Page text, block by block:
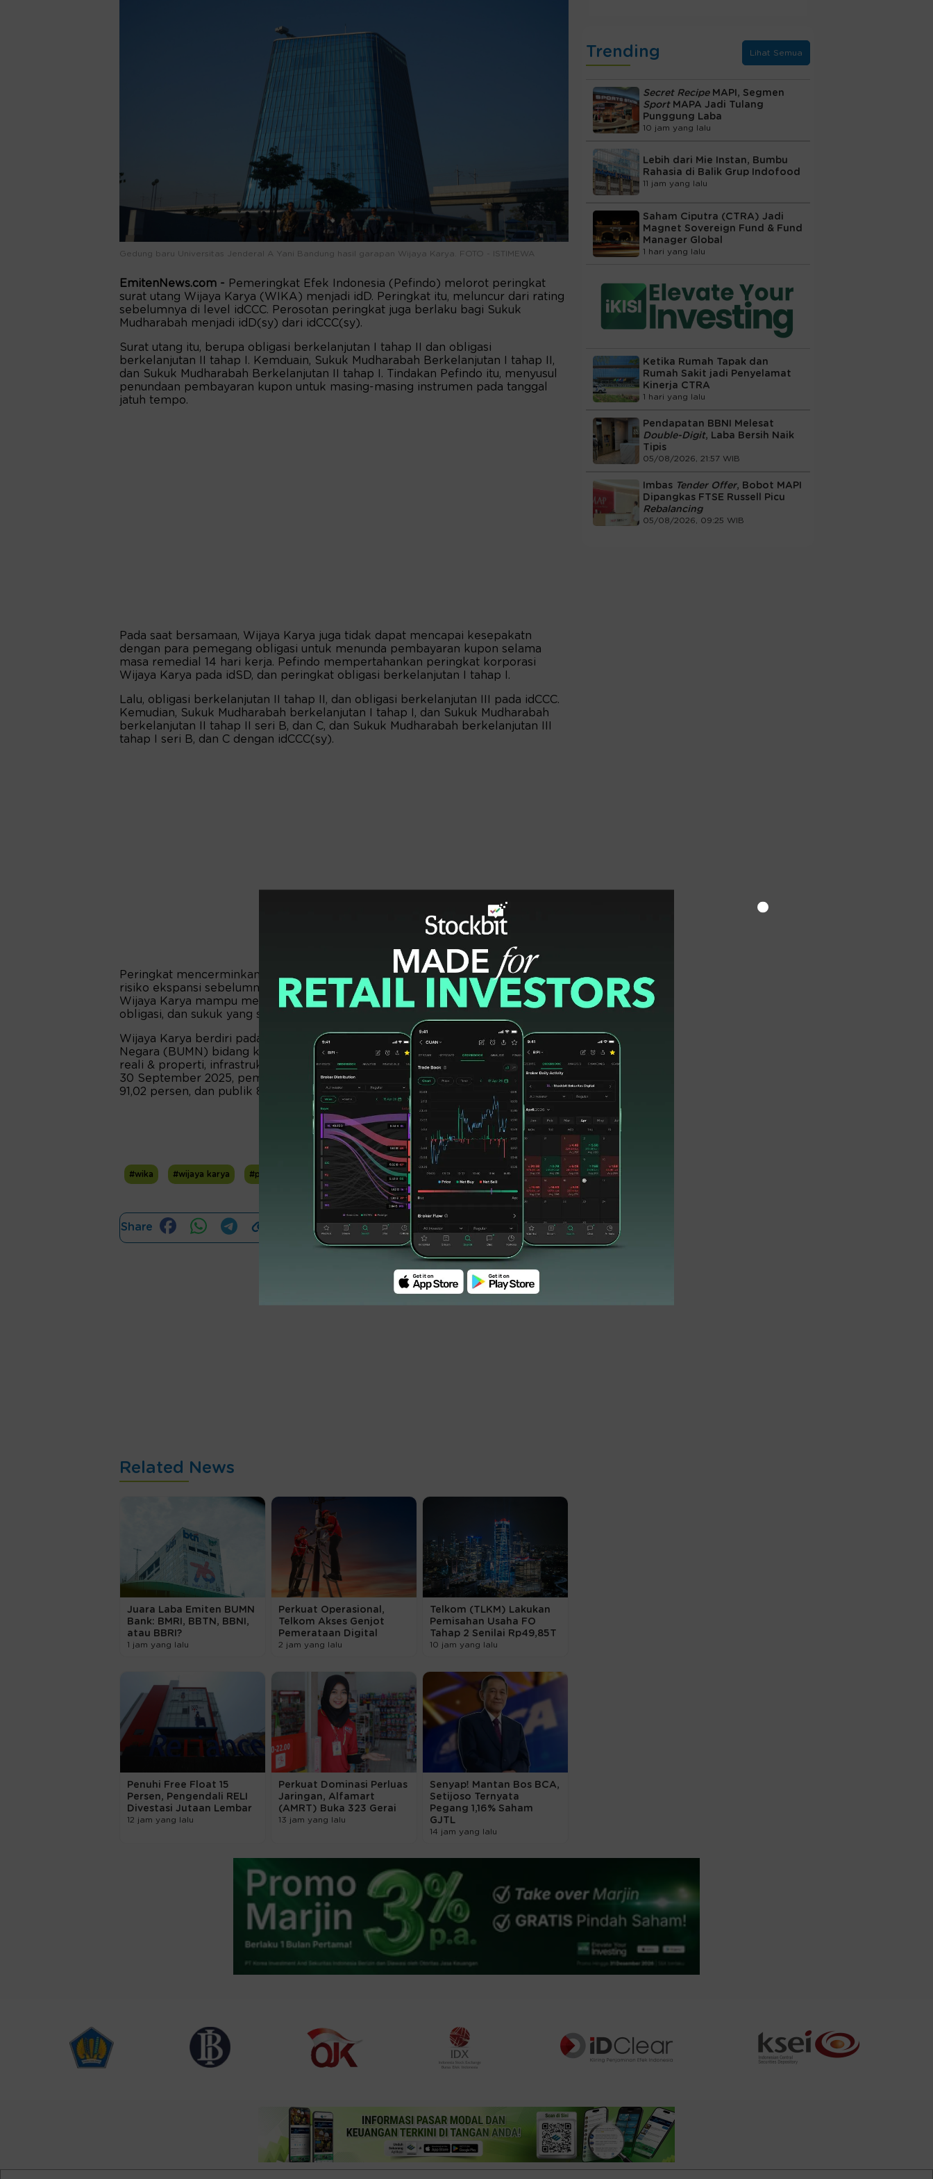
Gedung baru Universitas Jenderal A Yani Bandung hasil garapan Wijaya Karya. FOTO - ISTIMEWA
EmitenNews.com - Pemeringkat Efek Indonesia (Pefindo) melorot peringkat
surat utang Wijaya Karya (WIKA) menjadi idD. Peringkat itu, meluncur dari rating
sebelumnya di level idCCC. Perosotan peringkat juga berlaku bagi Sukuk
Mudharabah menjadi idD(sy) dari idCCC(sy).
Surat utang itu, berupa obligasi berkelanjutan I tahap II dan obligasi
berkelanjutan II tahap I. Kemduain, Sukuk Mudharabah Berkelanjutan I tahap II,
dan Sukuk Mudharabah Berkelanjutan II tahap I. Tindakan Pefindo itu, menyusul
penundaan pembayaran kupon untuk masing-masing instrumen pada tanggal
jatuh tempo.
Pada saat bersamaan, Wijaya Karya juga tidak dapat mencapai kesepakatn
dengan para pemegang obligasi untuk menunda pembayaran kupon selama
masa remedial 14 hari kerja. Pefindo mempertahankan peringkat korporasi
Wijaya Karya pada idSD, dan peringkat obligasi berkelanjutan I tahap I.
Lalu, obligasi berkelanjutan II tahap II, dan obligasi berkelanjutan III pada idCCC.
Kemudian, Sukuk Mudharabah berkelanjutan I tahap I, dan Sukuk Mudharabah
berkelanjutan II tahap II seri B, dan C, dan Sukuk Mudharabah berkelanjutan III
tahap I seri B, dan C dengan idCCC(sy).
Peringkat mencerminkan profil keuangan dan likuiditas Wijaya Karya lemah, dan
risiko ekspansi sebelumnya. Pefindo dapat meninjau kembali peringkat kalau
Wijaya Karya mampu menuntaskan kewajiban pembayaran pokok, dan kupon
obligasi, dan sukuk yang sudah jatuh tempo.
Wijaya Karya berdiri pada 1961. Wijaya Karya salah satu Badan Usaha Milik
Negara (BUMN) bidang konstruksi. Perusahaan mencakup segmen investasi,
reali & properti, infrastruktur & gedung, energi & industrial plant, dan industri. Per
30 September 2025, pemegang saham Wijaya Karya yaitu pemerintah Indonesia
91,02 persen, dan publik 8,98 persen. (*)
#wika #wijaya karya #pefindo #idD #gagal bayar #obligasi #sukuk
Share
Related News
Juara Laba Emiten BUMN
Bank: BMRI, BBTN, BBNI,
atau BBRI?
1 jam yang lalu
Perkuat Operasional,
Telkom Akses Genjot
Pemerataan Digital
2 jam yang lalu
Telkom (TLKM) Lakukan
Pemisahan Usaha FO
Tahap 2 Senilai Rp49,85T
10 jam yang lalu
Penuhi Free Float 15
Persen, Pengendali RELI
Divestasi Jutaan Lembar
12 jam yang lalu
Perkuat Dominasi Perluas
Jaringan, Alfamart
(AMRT) Buka 323 Gerai
13 jam yang lalu
Senyap! Mantan Bos BCA,
Setijoso Ternyata
Pegang 1,16% Saham
GJTL
14 jam yang lalu
Trending Lihat Semua
Secret RecipeMAPI, Segmen
Sport MAPA Jadi Tulang
Punggung Laba
10 jam yang lalu
Lebih dari Mie Instan, Bumbu
Rahasia di Balik Grup Indofood
11 jam yang lalu
Saham Ciputra (CTRA) Jadi
Magnet Sovereign Fund & Fund
Manager Global
1 hari yang lalu
Ketika Rumah Tapak dan
Rumah Sakit jadi Penyelamat
Kinerja CTRA
1 hari yang lalu
Pendapatan BBNI Melesat
Double-Digit, Laba Bersih Naik
Tipis
05/08/2026, 21:57 WIB
Imbas Tender Offer, Bobot MAPI
Dipangkas FTSE Russell Picu
Rebalancing
05/08/2026, 09:25 WIB